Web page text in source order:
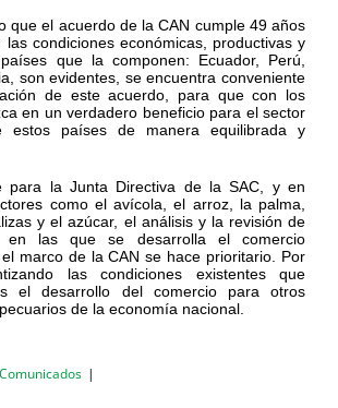
que el acuerdo de la CAN cumple 49 años
condiciones económicas, productivas y
que la componen: Ecuador, Perú,
son evidentes, se encuentra conveniente
de este acuerdo, para que con los
en un verdadero beneficio para el sector
estos países de manera equilibrada y
para la Junta Directiva de la SAC, y en
como el avícola, el arroz, la palma,
y el azúcar, el análisis y la revisión de
en las que se desarrolla el comercio
marco de la CAN se hace prioritario. Por
las condiciones existentes que
el desarrollo del comercio para otros
de la economía nacional.
Comunicados |